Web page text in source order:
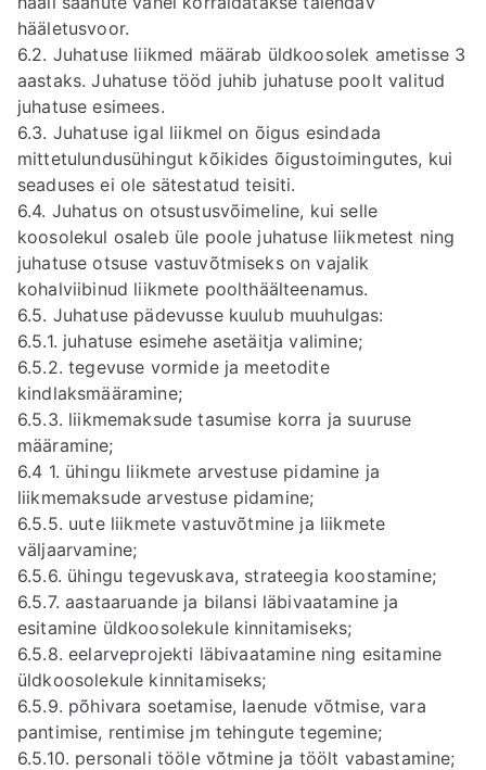
hääletusvoor.
6.2. Juhatuse liikmed määrab üldkoosolek ametisse 3
aastaks. Juhatuse tööd juhib juhatuse poolt valitud
juhatuse esimees.
6.3. Juhatuse igal liikmel on õigus esindada
mittetulundusühingut kõikides õigustoimingutes, kui
seaduses ei ole sätestatud teisiti.
6.4. Juhatus on otsustusvõimeline, kui selle
koosolekul osaleb üle poole juhatuse liikmetest ning
juhatuse otsuse vastuvõtmiseks on vajalik
kohalviibinud liikmete poolthäälteenamus.
6.5. Juhatuse pädevusse kuulub muuhulgas:
6.5.1. juhatuse esimehe asetäitja valimine;
6.5.2. tegevuse vormide ja meetodite
kindlaksmääramine;
6.5.3. liikmemaksude tasumise korra ja suuruse
määramine;
6.4 1. ühingu liikmete arvestuse pidamine ja
liikmemaksude arvestuse pidamine;
6.5.5. uute liikmete vastuvõtmine ja liikmete
väljaarvamine;
6.5.6. ühingu tegevuskava, strateegia koostamine;
6.5.7. aastaaruande ja bilansi läbivaatamine ja
esitamine üldkoosolekule kinnitamiseks;
6.5.8. eelarveprojekti läbivaatamine ning esitamine
üldkoosolekule kinnitamiseks;
6.5.9. põhivara soetamise, laenude võtmise, vara
pantimise, rentimise jm tehingute tegemine;
6.5.10. personali tööle võtmine ja töölt vabastamine;